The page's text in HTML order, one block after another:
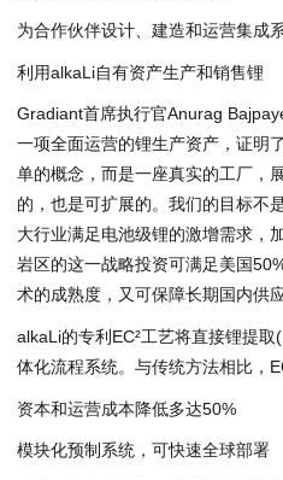
为合作伙伴设计、建造和运营集成
利用alkaLi自有资产生产和销售锂
Gradiant首席执行官Anurag
一项全面运营的锂生产资产，证明
单的概念，而是一座真实的工厂，
的，也是可扩展的。我们的目标不
大行业满足电池级锂的激增需求，
岩区的这一战略投资可满足美国
术的成熟度，又可保障长期国内供
alkaLi的专利EC²工艺将直接锂提
体化流程系统。与传统方法相比，
资本和运营成本降低多达50%
模块化预制系统，可快速全球部署